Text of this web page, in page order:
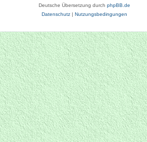
Deutsche Übersetzung durch phpBB.de
Datenschutz| Nutzungsbedingungen